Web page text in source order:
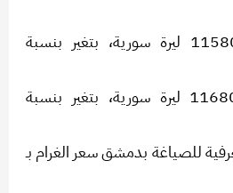
في مدينة حلــب: 115800 ليرة سورية، بتغير بنسبة
في محافظة إدلب: 116800 ليرة سورية، بتغير بنسبة
للصياغة بدمشق سعر الغرام بـ